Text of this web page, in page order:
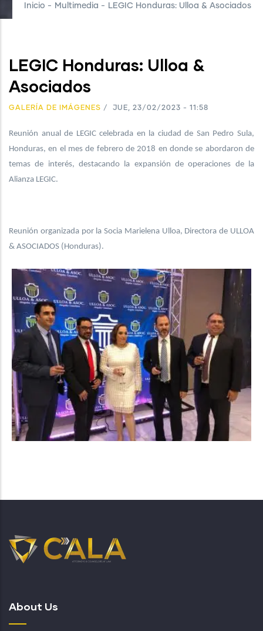
Inicio - Multimedia - LEGIC Honduras: Ulloa & Asociados
LEGIC Honduras: Ulloa &
Asociados
GALERÍA DE IMÁGENES / JUE, 23/02/2023 - 11:58
Reunión anual de LEGIC celebrada en la ciudad de San Pedro Sula,
Honduras, en el mes de febrero de 2018 en donde se abordaron de
temas de interés, destacando la expansión de operaciones de la
Alianza LEGIC.
Reunión organizada por la Socia Marielena Ulloa, Directora de ULLOA
& ASOCIADOS (Honduras).
About Us